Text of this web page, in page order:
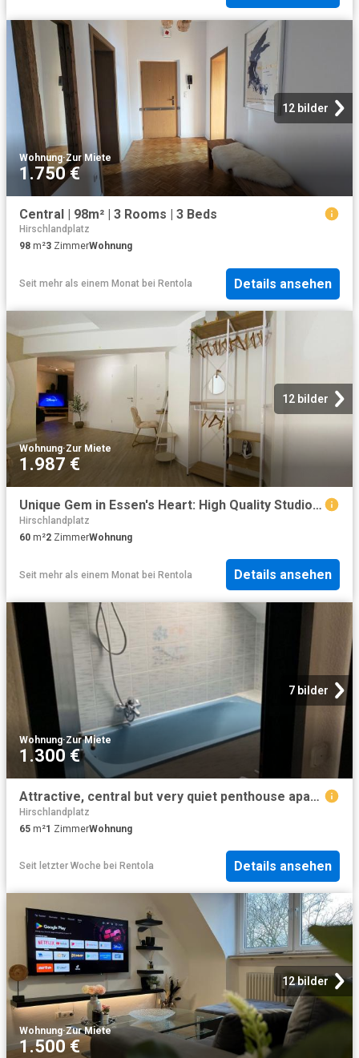
12 bilder
Wohnung·Zur Miete
1.750 €
Central | 98m² | 3 Rooms | 3 Beds
Hirschlandplatz
98 m²3 ZimmerWohnung
Seit mehr als einem Monat bei Rentola Details ansehen
12 bilder
Wohnung·Zur Miete
1.987 €
Unique Gem in Essen's Heart: High Quality Studio Apartment in Former Air Raid Bunker!
Hirschlandplatz
60 m²2 ZimmerWohnung
Seit mehr als einem Monat bei Rentola Details ansehen
7 bilder
Wohnung·Zur Miete
1.300 €
Attractive, central but very quiet penthouse apartment in the city centre of Essen, Essen Amsterdam Apartments for Rent
Hirschlandplatz
65 m²1 ZimmerWohnung
Seit letzter Woche bei Rentola Details ansehen
12 bilder
Wohnung·Zur Miete
1.500 €